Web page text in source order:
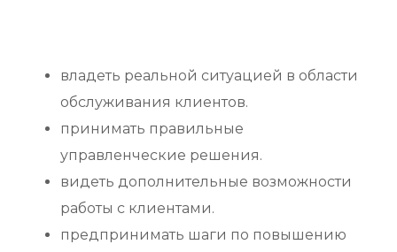
владеть реальной ситуацией в области
обслуживания клиентов.
принимать правильные
управленческие решения.
видеть дополнительные возможности
работы с клиентами.
предпринимать шаги по повышению